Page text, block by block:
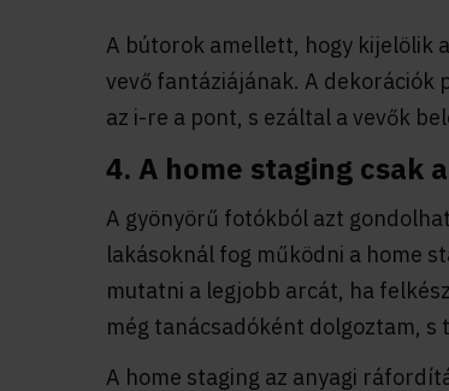
A bútorok amellett, hogy kijelölik
vevő fantáziájának. A
az i-re a pont, s ezáltal a vevők
4. A home staging csak
A gyönyörű fotókból azt
lakásoknál fog működni a home
mutatni a legjobb arcát, ha
még tanácsadóként dolgoztam,
A home staging az anyagi